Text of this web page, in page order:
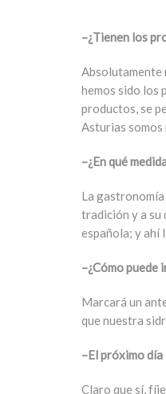
–¿Tienen los
Absolutamente
hemos sido los
productos, se
Asturias somos
–¿En qué
La
tradición y a su
española; y ahí
–¿Cómo puede
Marcará un
que nuestra
–El próximo día
Claro que sí,